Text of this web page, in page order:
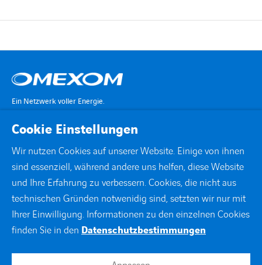
Ein Netzwerk voller Energie.
STANDORTE
DOWNLOADS
Cookie Einstellungen
Wir nutzen Cookies auf unserer Website. Einige von ihnen
sind essenziell, während andere uns helfen, diese Website
und Ihre Erfahrung zu verbessern. Cookies, die nicht aus
technischen Gründen notwenidig sind, setzten wir nur mit
Ihrer Einwilligung. Informationen zu den einzelnen Cookies
finden Sie in den Datenschutzbestimmungen